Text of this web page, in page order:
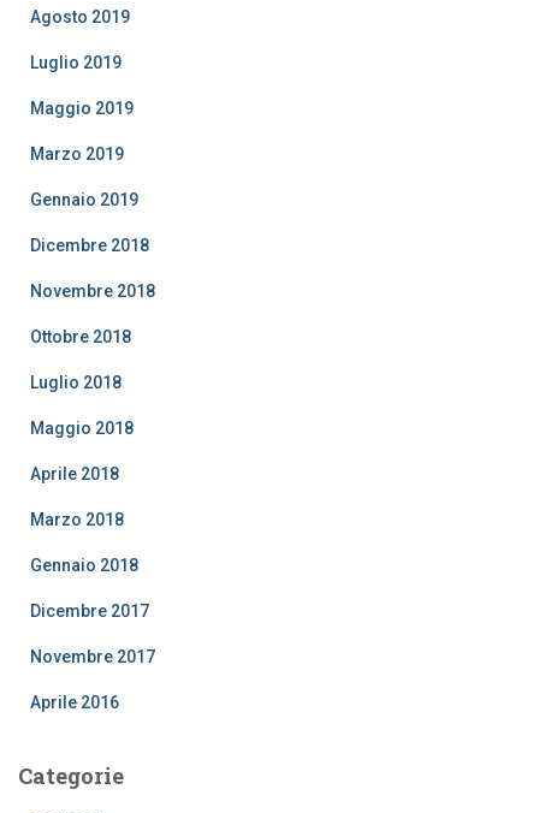
Agosto 2019
Luglio 2019
Maggio 2019
Marzo 2019
Gennaio 2019
Dicembre 2018
Novembre 2018
Ottobre 2018
Luglio 2018
Maggio 2018
Aprile 2018
Marzo 2018
Gennaio 2018
Dicembre 2017
Novembre 2017
Aprile 2016
Categorie